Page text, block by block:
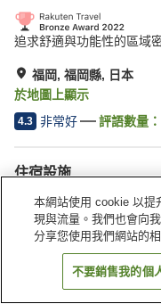
追求舒適與功能性的區域
福岡, 福岡縣, 日本
於地圖上顯示
4.3 非常好 評語數量：
住宿設施
水療/美容院
自動販賣機
日本 福岡縣
本網站使用 cookie 以提
現與流量。我們也會向
分享您使用我們網站的
不要銷售我的個